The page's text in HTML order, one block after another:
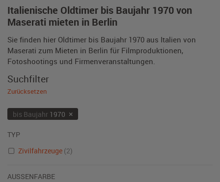
Italienische Oldtimer bis Baujahr 1970 von
Maserati mieten in Berlin
Sie finden hier Oldtimer bis Baujahr 1970 aus Italien von
Maserati zum Mieten in Berlin für Filmproduktionen,
Fotoshootings und Firmenveranstaltungen.
Suchfilter
Zurücksetzen
bis Baujahr1970 ×
TYP
Zivilfahrzeuge (2)
AUSSENFARBE